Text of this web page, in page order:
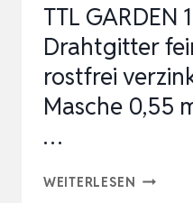
ALS
VOGE…
TTL GARDEN
Drahtgitter
rostfrei
Masche 0,55
…
WEITERLESEN TTL